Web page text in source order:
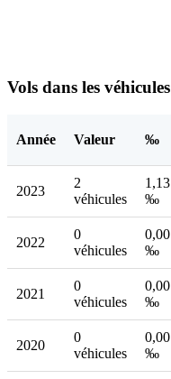
Vols dans les véhicules
Année Valeur ‰
2023
2
véhicules
1,13
‰
2022
0
véhicules
0,00
‰
2021
0
véhicules
0,00
‰
2020
0
véhicules
0,00
‰